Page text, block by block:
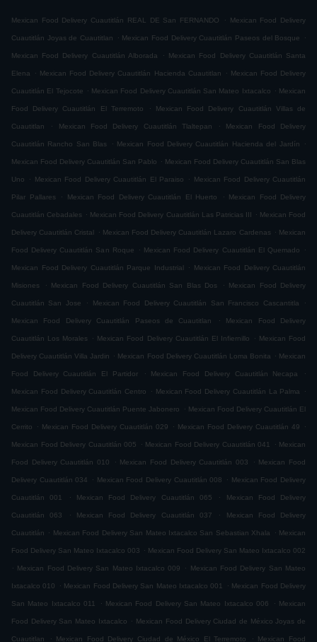
Mexican Food Delivery Cuautitlán REAL DE San FERNANDO . Mexican Food Delivery
Cuautitlán Joyas de Cuautitlan . Mexican Food Delivery Cuautitlán Paseos del Bosque .
Mexican Food Delivery Cuautitlán Alborada . Mexican Food Delivery Cuautitlán Santa
Elena . Mexican Food Delivery Cuautitlán Hacienda Cuautitlan . Mexican Food Delivery
Cuautitlán El Tejocote . Mexican Food Delivery Cuautitlán San Mateo Ixtacalco . Mexican
Food Delivery Cuautitlán El Terremoto . Mexican Food Delivery Cuautitlán Villas de
Cuautitlan . Mexican Food Delivery Cuautitlán Tlaltepan . Mexican Food Delivery
Cuautitlán Rancho San Blas . Mexican Food Delivery Cuautitlán Hacienda del Jardín .
Mexican Food Delivery Cuautitlán San Pablo . Mexican Food Delivery Cuautitlán San Blas
Uno . Mexican Food Delivery Cuautitlán El Paraiso . Mexican Food Delivery Cuautitlán
Pilar Pallares . Mexican Food Delivery Cuautitlán El Huerto . Mexican Food Delivery
Cuautitlán Cebadales . Mexican Food Delivery Cuautitlán Las Patricias III . Mexican Food
Delivery Cuautitlán Cristal . Mexican Food Delivery Cuautitlán Lazaro Cardenas . Mexican
Food Delivery Cuautitlán San Roque . Mexican Food Delivery Cuautitlán El Quemado .
Mexican Food Delivery Cuautitlán Parque Industrial . Mexican Food Delivery Cuautitlán
Misiones . Mexican Food Delivery Cuautitlán San Blas Dos . Mexican Food Delivery
Cuautitlán San Jose . Mexican Food Delivery Cuautitlán San Francisco Cascantitla .
Mexican Food Delivery Cuautitlán Paseos de Cuautitlan . Mexican Food Delivery
Cuautitlán Los Morales . Mexican Food Delivery Cuautitlán El Infiernillo . Mexican Food
Delivery Cuautitlán Villa Jardin . Mexican Food Delivery Cuautitlán Loma Bonita . Mexican
Food Delivery Cuautitlán El Partidor . Mexican Food Delivery Cuautitlán Necapa .
Mexican Food Delivery Cuautitlán Centro . Mexican Food Delivery Cuautitlán La Palma .
Mexican Food Delivery Cuautitlán Puente Jabonero . Mexican Food Delivery Cuautitlán El
Cerrito . Mexican Food Delivery Cuautitlán 029 . Mexican Food Delivery Cuautitlán 49 .
Mexican Food Delivery Cuautitlán 005 . Mexican Food Delivery Cuautitlán 041 . Mexican
Food Delivery Cuautitlán 010 . Mexican Food Delivery Cuautitlán 003 . Mexican Food
Delivery Cuautitlán 034 . Mexican Food Delivery Cuautitlán 008 . Mexican Food Delivery
Cuautitlán 001 . Mexican Food Delivery Cuautitlán 065 . Mexican Food Delivery
Cuautitlán 063 . Mexican Food Delivery Cuautitlán 037 . Mexican Food Delivery
Cuautitlán . Mexican Food Delivery San Mateo Ixtacalco San Sebastian Xhala . Mexican
Food Delivery San Mateo Ixtacalco 003 . Mexican Food Delivery San Mateo Ixtacalco 002
. Mexican Food Delivery San Mateo Ixtacalco 009 . Mexican Food Delivery San Mateo
Ixtacalco 010 . Mexican Food Delivery San Mateo Ixtacalco 001 . Mexican Food Delivery
San Mateo Ixtacalco 011 . Mexican Food Delivery San Mateo Ixtacalco 006 . Mexican
Food Delivery San Mateo Ixtacalco . Mexican Food Delivery Ciudad de México Joyas de
Cuautitlan . Mexican Food Delivery Ciudad de México El Terremoto . Mexican Food